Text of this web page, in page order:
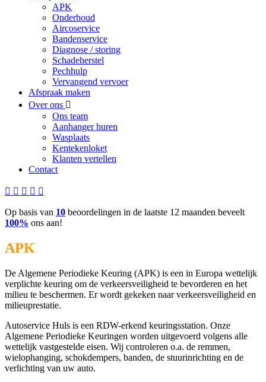
APK
Onderhoud
Aircoservice
Bandenservice
Diagnose / storing
Schadeherstel
Pechhulp
Vervangend vervoer
Afspraak maken
Over ons
Ons team
Aanhanger huren
Wasplaats
Kentekenloket
Klanten vertellen
Contact
Op basis van 10 beoordelingen in de laatste 12 maanden beveelt
100% ons aan!
APK
De Algemene Periodieke Keuring (APK) is een in Europa wettelijk
verplichte keuring om de verkeersveiligheid te bevorderen en het
milieu te beschermen. Er wordt gekeken naar verkeersveiligheid en
milieuprestatie.
Autoservice Huls is een RDW-erkend keuringsstation. Onze
Algemene Periodieke Keuringen worden uitgevoerd volgens alle
wettelijk vastgestelde eisen. Wij controleren o.a. de remmen,
wielophanging, schokdempers, banden, de stuurinrichting en de
verlichting van uw auto.